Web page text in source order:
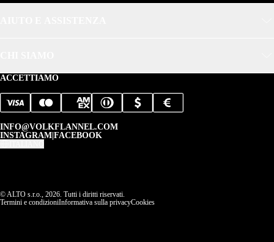
ACCETTIAMO
INFO@VOLKFLANNEL.COM
INSTAGRAM FACEBOOK
© ALTO s.r.o., 2026. Tutti i diritti riservati.
Termini e condizioniInformativa sulla privacyCookies